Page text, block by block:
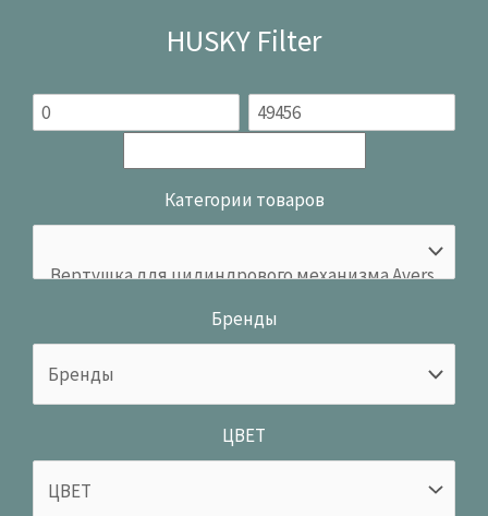
HUSKY Filter
Категории товаров
Бренды
ЦВЕТ